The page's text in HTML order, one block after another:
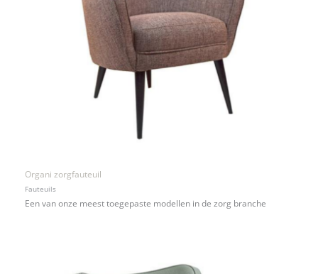
Organi zorgfauteuil
Fauteuils
Een van onze meest toegepaste modellen in de zorg branche